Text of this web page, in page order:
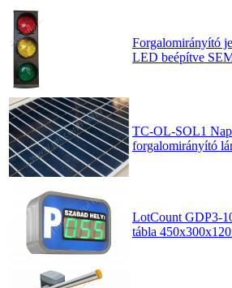
Forgalomirányító
LED beépítve
TC-OL-SOL1
forgalomirányító
LotCount GDP3-
tábla